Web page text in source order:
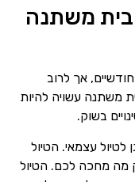
משתנה
אך לרוב
משתנה עשויה להיות
בשוק.
לטיול עצמאי. הטיול
מה מחכה לכם. הטיול